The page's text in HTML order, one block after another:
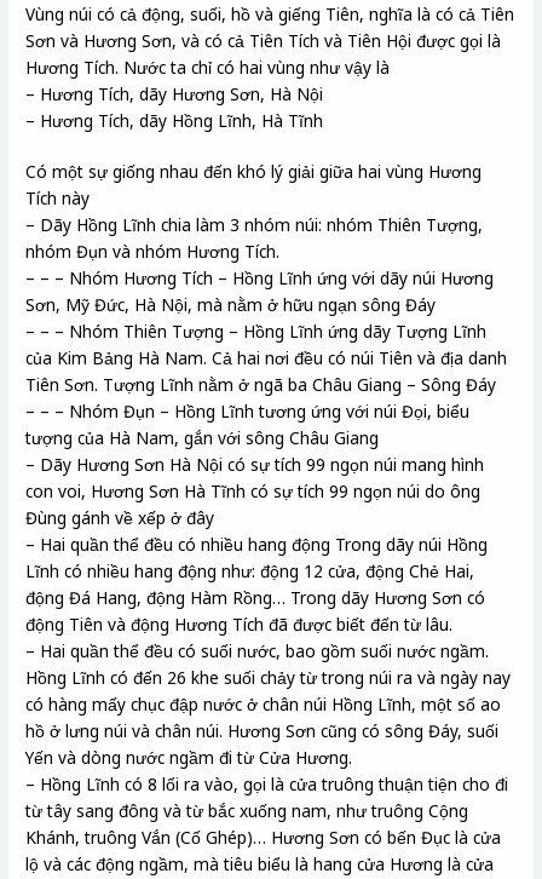
Vùng núi có cả động, suối, hồ và giếng Tiên, nghĩa là có cả Tiên
Sơn và Hương Sơn, và có cả Tiên Tích và Tiên Hội được gọi là
Hương Tích. Nước ta chỉ có hai vùng như vậy là
– Hương Tích, dãy Hương Sơn, Hà Nội
– Hương Tích, dãy Hồng Lĩnh, Hà Tĩnh
Có một sự giống nhau đến khó lý giải giữa hai vùng Hương
Tích này
– Dãy Hồng Lĩnh chia làm 3 nhóm núi: nhóm Thiên Tượng,
nhóm Đụn và nhóm Hương Tích.
– – – Nhóm Hương Tích – Hồng Lĩnh ứng với dãy núi Hương
Sơn, Mỹ Đức, Hà Nội, mà nằm ở hữu ngạn sông Đáy
– – – Nhóm Thiên Tượng – Hồng Lĩnh ứng dãy Tượng Lĩnh
của Kim Bảng Hà Nam. Cả hai nơi đều có núi Tiên và địa danh
Tiên Sơn. Tượng Lĩnh nằm ở ngã ba Châu Giang – Sông Đáy
– – – Nhóm Đụn – Hồng Lĩnh tương ứng với núi Đọi, biểu
tượng của Hà Nam, gắn với sông Châu Giang
– Dãy Hương Sơn Hà Nội có sự tích 99 ngọn núi mang hình
con voi, Hương Sơn Hà Tĩnh có sự tích 99 ngọn núi do ông
Đùng gánh về xếp ở đây
– Hai quần thể đều có nhiều hang động Trong dãy núi Hồng
Lĩnh có nhiều hang động như: động 12 cửa, động Chẻ Hai,
động Đá Hang, động Hàm Rồng… Trong dãy Hương Sơn có
động Tiên và động Hương Tích đã được biết đến từ lâu.
– Hai quần thể đều có suối nước, bao gồm suối nước ngầm.
Hồng Lĩnh có đến 26 khe suối chảy từ trong núi ra và ngày nay
có hàng mấy chục đập nước ở chân núi Hồng Lĩnh, một số ao
hồ ở lưng núi và chân núi. Hương Sơn cũng có sông Đáy, suối
Yến và dòng nước ngầm đi từ Cửa Hương.
– Hồng Lĩnh có 8 lối ra vào, gọi là cửa truông thuận tiện cho đi
từ tây sang đông và từ bắc xuống nam, như truông Cộng
Khánh, truông Vắn (Cố Ghép)… Hương Sơn có bến Đục là cửa
lộ và các động ngầm, mà tiêu biểu là hang cửa Hương là cửa